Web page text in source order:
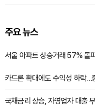
주요 뉴스
서울 아파트 상승거래 57% 돌
카드론 확대에도 수익성 하락…
국채금리 상승, 자영업자 대출